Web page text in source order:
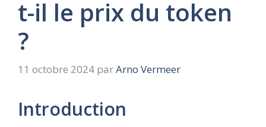
t-il le prix du token
?
11 octobre 2024 parArno Vermeer
Introduction